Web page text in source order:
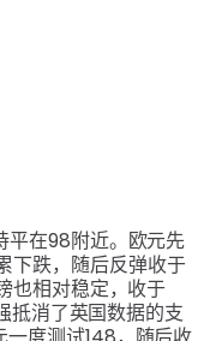
平在98附近。欧元先
下跌，随后反弹收于
也相对稳定，收于
抵消了英国数据的支